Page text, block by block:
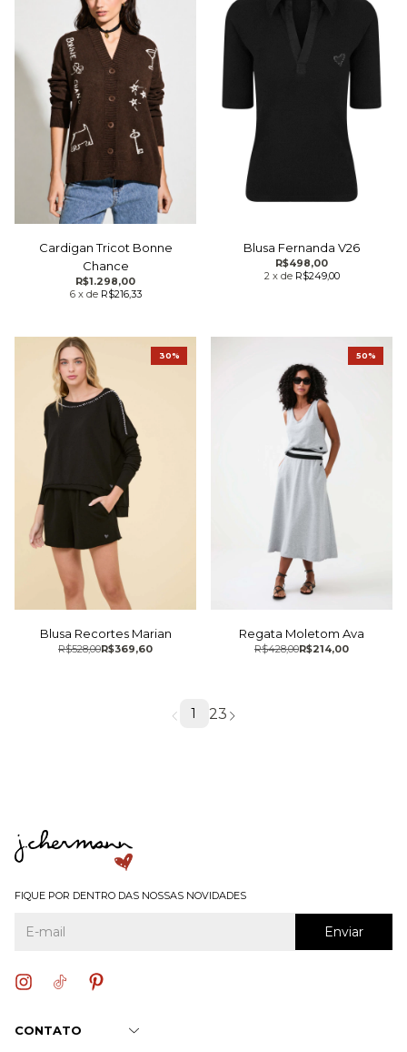
Cardigan Tricot Bonne
Chance
R$1.298,00
6 x de R$216,33
Blusa Fernanda V26
R$498,00
2 x de R$249,00
Blusa Recortes Marian
R$369,60
R$528,00
30%
Regata Moletom Ava
R$214,00
R$428,00
50%
1 23
FIQUE POR DENTRO DAS NOSSAS NOVIDADES
CONTATO